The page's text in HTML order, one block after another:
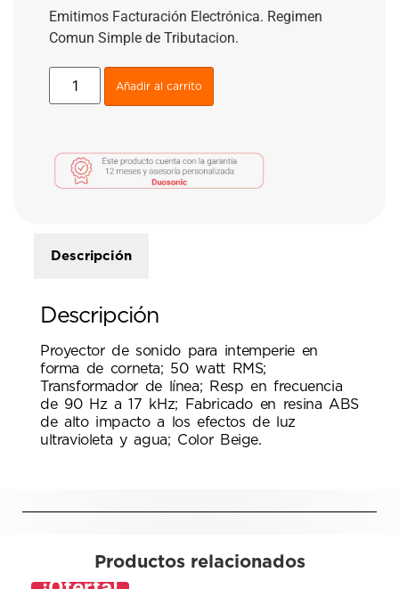
Emitimos Facturación Electrónica. Regimen
Comun Simple de Tributacion.
Añadir al carrito
Descripción
Descripción
Proyector de sonido para intemperie en
forma de corneta; 50 watt RMS;
Transformador de línea; Resp en frecuencia
de 90 Hz a 17 kHz; Fabricado en resina ABS
de alto impacto a los efectos de luz
ultravioleta y agua; Color Beige.
Productos relacionados